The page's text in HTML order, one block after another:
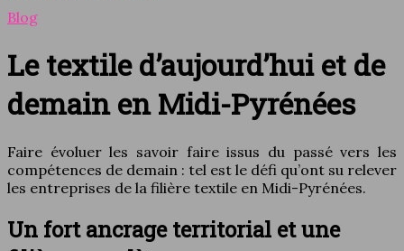
Blog
Le textile d’aujourd’hui et de
demain en Midi-Pyrénées
Faire évoluer les savoir faire issus du passé vers les
compétences de demain : tel est le défi qu’ont su relever
les entreprises de la filière textile en Midi-Pyrénées.
Un fort ancrage territorial et une